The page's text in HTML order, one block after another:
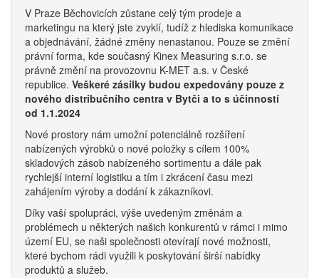
V Praze Běchovicích zůstane celý tým prodeje a
marketingu na který jste zvyklí, tudíž z hlediska komunikace
a objednávání, žádné změny nenastanou. Pouze se změní
právní forma, kde současný Kinex Measuring s.r.o. se
právně změní na provozovnu K-MET a.s. v České
republice. Veškeré zásilky budou expedovány pouze z
nového distribučního centra v Bytči a to s účinností
od 1.1.2024
Nové prostory nám umožní potenciálně rozšíření
nabízených výrobků o nové položky s cílem 100%
skladových zásob nabízeného sortimentu a dále pak
rychlejší interní logistiku a tím i zkrácení času mezi
zahájením výroby a dodání k zákazníkovi.
Díky vaší spolupráci, výše uvedeným změnám a
problémech u některých našich konkurentů v rámci i mimo
území EU, se naši společnosti otevírají nové možnosti,
které bychom rádi využili k poskytování širší nabídky
produktů a služeb.